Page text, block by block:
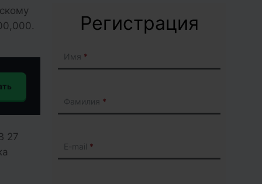
27
Регистрация
Имя
Фамилия
E-mail